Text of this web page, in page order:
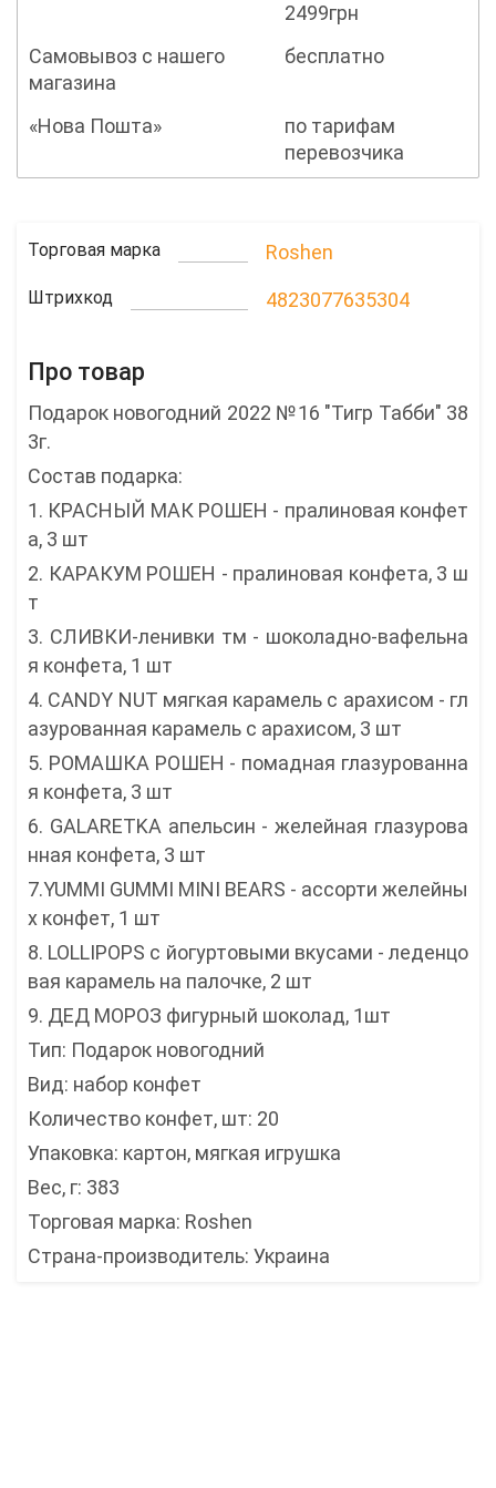
2499грн
Самовывоз с нашего
магазина
бесплатно
«Нова Пошта»
по тарифам
перевозчика
Торговая марка Roshen
Штрихкод 4823077635304
Про товар
Подарок новогодний 2022 №16 "Тигр Табби" 38
3г.
Состав подарка:
1. КРАСНЫЙ МАК РОШЕН - пралиновая конфет
а, 3 шт
2. КАРАКУМ РОШЕН - пралиновая конфета, 3 ш
т
3. СЛИВКИ-ленивки тм - шоколадно-вафельна
я конфета, 1 шт
4. CANDY NUT мягкая карамель с арахисом - гл
азурованная карамель с арахисом, 3 шт
5. РОМАШКА РОШЕН - помадная глазурованна
я конфета, 3 шт
6. GALARETKA апельсин - желейная глазурова
нная конфета, 3 шт
7.YUMMI GUMMI MINI BEARS - ассорти желейны
х конфет, 1 шт
8. LOLLIPOPS с йогуртовыми вкусами - леденцо
вая карамель на палочке, 2 шт
9. ДЕД МОРОЗ фигурный шоколад, 1шт
Тип: Подарок новогодний
Вид: набор конфет
Количество конфет, шт: 20
Упаковка: картон, мягкая игрушка
Вес, г: 383
Торговая марка: Roshen
Страна-производитель: Украина